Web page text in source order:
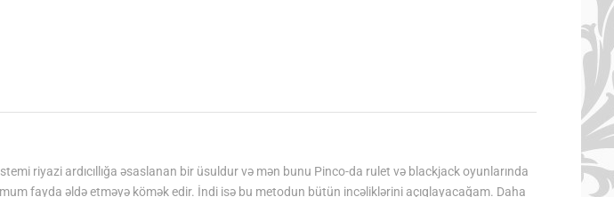
riyazi ardıcıllığa əsaslanan bir üsuldur və mən bunu Pinco-da rulet və blackjack oyunlarında
fayda əldə etməyə kömək edir. İndi isə bu metodun bütün incəliklərini açıqlayacağam. Daha